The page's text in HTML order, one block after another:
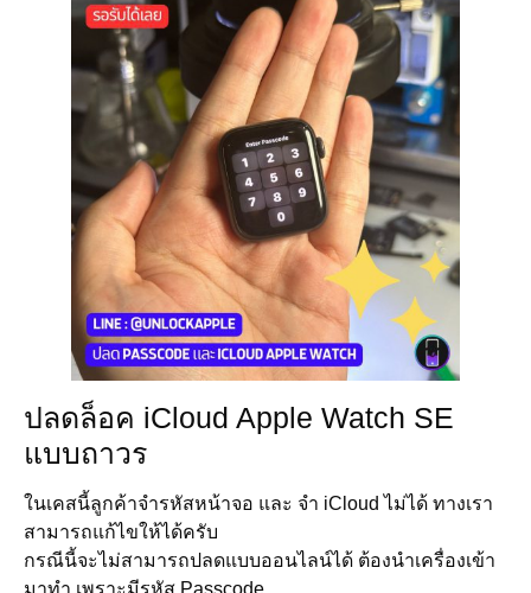
ปลดล็อค iCloud Apple Watch SE
แบบถาวร
ในเคสนี้ลูกค้าจำรหัสหน้าจอ และ จำ iCloud ไม่ได้ ทางเรา
สามารถแก้ไขให้ได้ครับ
กรณีนี้จะไม่สามารถปลดแบบออนไลน์ได้ ต้องนำเครื่องเข้า
มาทำ เพราะมีรหัส Passcode